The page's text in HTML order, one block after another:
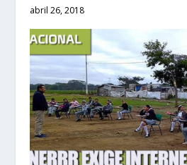
abril 26, 2018